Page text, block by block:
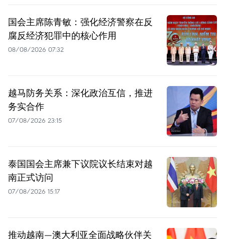
国会主席陈青敏：强化经济警察在反
腐反经济犯罪中的核心作用
08/08/2026 07:32
越马防务关系：深化政治互信，推进
务实合作
07/08/2026 23:15
泰国国会主席兼下议院议长结束对越
南正式访问
07/08/2026 15:17
推动越南—澳大利亚全面战略伙伴关